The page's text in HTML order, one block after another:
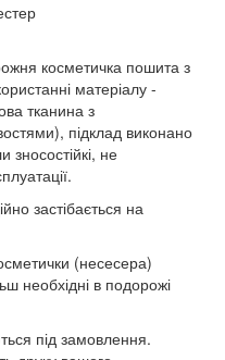
косметичка пошита з
матеріалу -
тканина з
підклад виконано
зносостійкі, не
застібається на
(несесера)
необхідні в подорожі
під замовлення.